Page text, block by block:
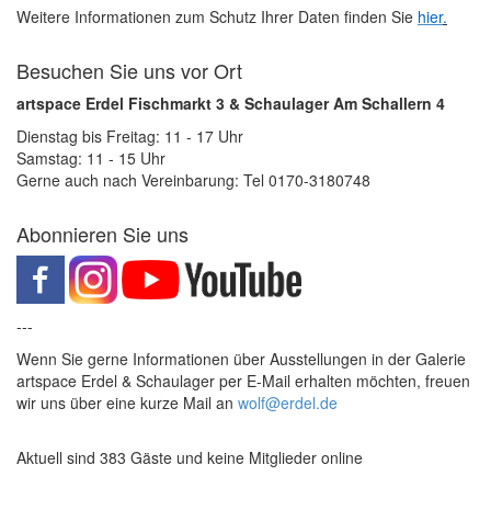
Weitere Informationen zum Schutz Ihrer Daten finden Sie hier.
Besuchen Sie uns vor Ort
artspace Erdel Fischmarkt 3 & Schaulager Am Schallern 4
Dienstag bis Freitag: 11 - 17 Uhr
Samstag: 11 - 15 Uhr
Gerne auch nach Vereinbarung: Tel 0170-3180748
Abonnieren Sie uns
---
Wenn Sie gerne Informationen über Ausstellungen in der Galerie
artspace Erdel & Schaulager per E-Mail erhalten möchten, freuen
wir uns über eine kurze Mail an wolf@erdel.de
Aktuell sind 383 Gäste und keine Mitglieder online